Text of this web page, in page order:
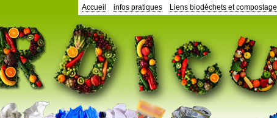
Accueil infos pratiques Liens biodéchets et compostage